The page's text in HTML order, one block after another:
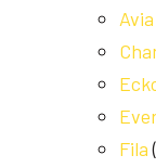
Avia
Fila